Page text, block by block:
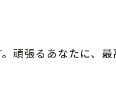
頑張るあなたに、